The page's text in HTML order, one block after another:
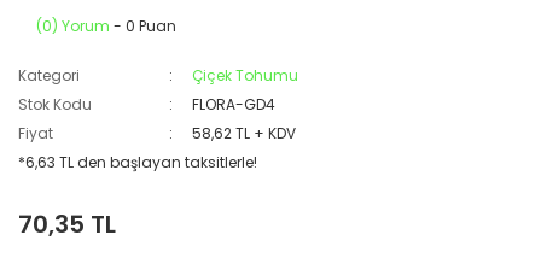
(0) Yorum - 0 Puan
Kategori
Çiçek Tohumu
Stok Kodu
FLORA-GD4
Fiyat
58,62 TL + KDV
*6,63 TL den başlayan taksitlerle!
70,35 TL